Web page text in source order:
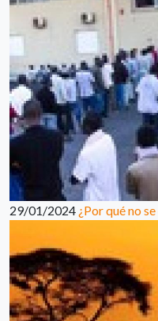
29/01/2024 ¿Por qué no